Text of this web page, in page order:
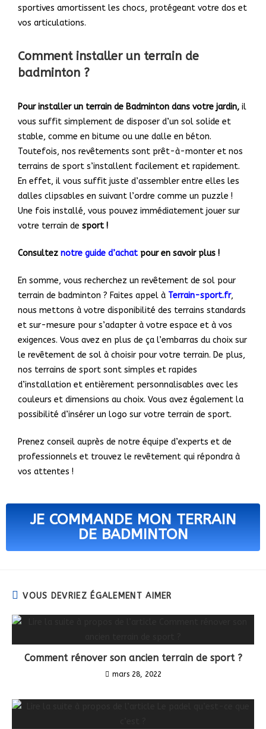
sportives amortissent les chocs, protégeant votre dos et
vos articulations.
Comment installer un terrain de
badminton ?
Pour installer un terrain de Badminton dans votre jardin, il
vous suffit simplement de disposer d’un sol solide et
stable, comme en bitume ou une dalle en béton.
Toutefois, nos revêtements sont prêt-à-monter et nos
terrains de sport s’installent facilement et rapidement.
En effet, il vous suffit juste d’assembler entre elles les
dalles clipsables en suivant l’ordre comme un puzzle !
Une fois installé, vous pouvez immédiatement jouer sur
votre terrain de sport !
Consultez notre guide d’achatpour en savoir plus !
En somme, vous recherchez un revêtement de sol pour
terrain de badminton ? Faites appel à Terrain-sport.fr,
nous mettons à votre disponibilité des terrains standards
et sur-mesure pour s’adapter à votre espace et à vos
exigences. Vous avez en plus de ça l’embarras du choix sur
le revêtement de sol à choisir pour votre terrain. De plus,
nos terrains de sport sont simples et rapides
d’installation et entièrement personnalisables avec les
couleurs et dimensions au choix. Vous avez également la
possibilité d’insérer un logo sur votre terrain de sport.
Prenez conseil auprès de notre équipe d’experts et de
professionnels et trouvez le revêtement qui répondra à
vos attentes !
JE COMMANDE MON TERRAIN
DE BADMINTON
VOUS DEVRIEZ ÉGALEMENT AIMER
Comment rénover son ancien terrain de sport ?
mars 28, 2022